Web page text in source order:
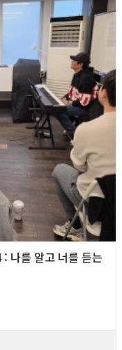
나를 알고 너를 듣는